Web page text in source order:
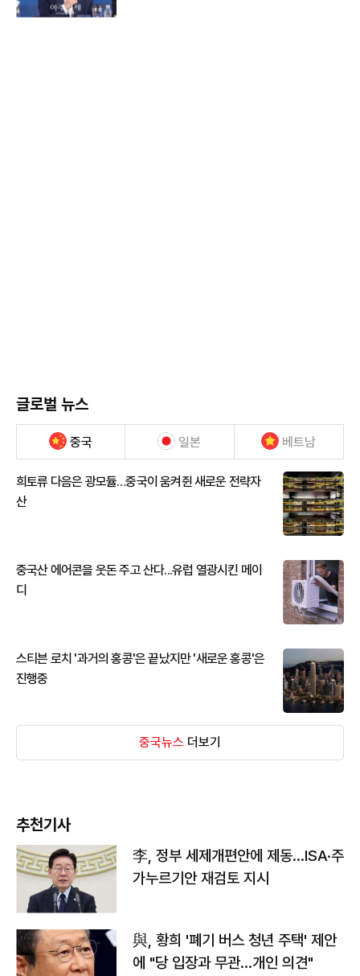
글로벌 뉴스
중국 일본 베트남
희토류 다음은 광모듈…중국이 움켜쥔 새로운 전략자
산
중국산 에어콘을 웃돈 주고 산다...유럽 열광시킨 메이
디
스티븐 로치 '과거의 홍콩'은 끝났지만 '새로운 홍콩'은
진행중
중국뉴스 더보기
추천기사
李, 정부 세제개편안에 제동…ISA·주
가누르기안 재검토 지시
與, 황희 '폐기 버스 청년 주택' 제안
에 "당 입장과 무관…개인 의견"